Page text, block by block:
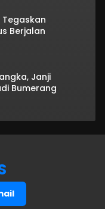
Berjalan
Janji
Bumerang